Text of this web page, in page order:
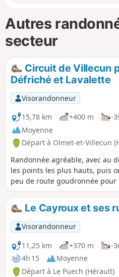
Autres
secteur
Circuit de Villecun
Défriché et Lavalette
Visorandonneur
15,78 km
+400 m -
Moyenne
Départ à Olmet-et-Villecun
Randonnée agréable, avec au
les points les plus hauts, puis
peu de route goudronnée
Le Cayroux et ses
Visorandonneur
11,25 km
+370 m
-
4h 15
Moyenne
Départ à Le Puech (Hérault)